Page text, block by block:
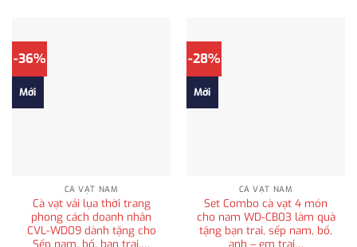
-36%
Mới
CÀ VẠT NAM
Cà vạt vải lụa thời trang
phong cách doanh nhân
CVL-WD09 dành tặng cho
Sếp nam, bố, bạn trai,…
-28%
Mới
CÀ VẠT NAM
Set Combo cà vạt 4 món
cho nam WD-CB03 làm quà
tặng bạn trai, sếp nam, bố,
anh – em trai…